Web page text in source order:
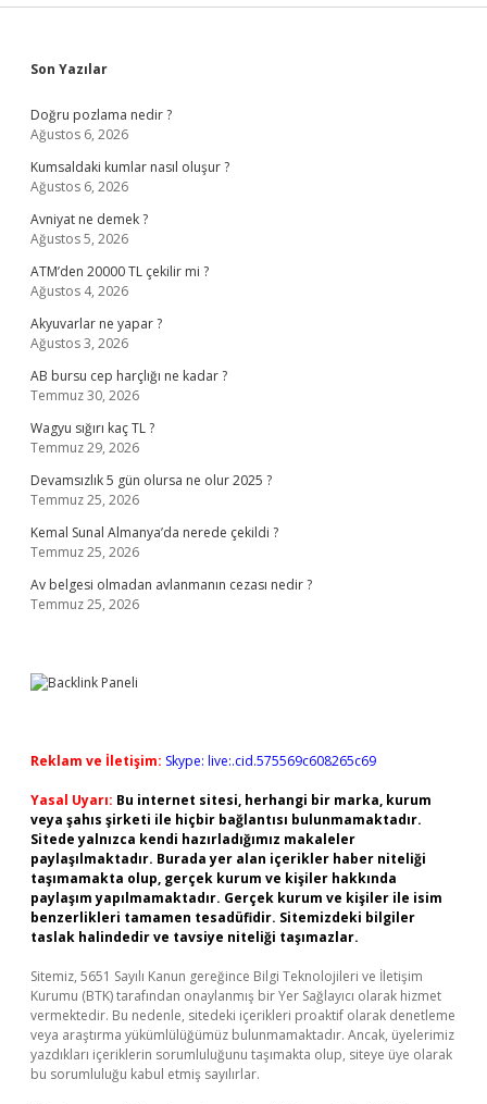
Sidebar
Son Yazılar
Doğru pozlama nedir ?
Ağustos 6, 2026
Kumsaldaki kumlar nasıl oluşur ?
Ağustos 6, 2026
Avniyat ne demek ?
Ağustos 5, 2026
ATM’den 20000 TL çekilir mi ?
Ağustos 4, 2026
Akyuvarlar ne yapar ?
Ağustos 3, 2026
AB bursu cep harçlığı ne kadar ?
Temmuz 30, 2026
Wagyu sığırı kaç TL ?
Temmuz 29, 2026
Devamsızlık 5 gün olursa ne olur 2025 ?
Temmuz 25, 2026
Kemal Sunal Almanya’da nerede çekildi ?
Temmuz 25, 2026
Av belgesi olmadan avlanmanın cezası nedir ?
Temmuz 25, 2026
Reklam ve İletişim: Skype: live:.cid.575569c608265c69
Yasal Uyarı: Bu internet sitesi, herhangi bir marka, kurum
veya şahıs şirketi ile hiçbir bağlantısı bulunmamaktadır.
Sitede yalnızca kendi hazırladığımız makaleler
paylaşılmaktadır. Burada yer alan içerikler haber niteliği
taşımamakta olup, gerçek kurum ve kişiler hakkında
paylaşım yapılmamaktadır. Gerçek kurum ve kişiler ile isim
benzerlikleri tamamen tesadüfidir. Sitemizdeki bilgiler
taslak halindedir ve tavsiye niteliği taşımazlar.
Sitemiz, 5651 Sayılı Kanun gereğince Bilgi Teknolojileri ve İletişim
Kurumu (BTK) tarafından onaylanmış bir Yer Sağlayıcı olarak hizmet
vermektedir. Bu nedenle, sitedeki içerikleri proaktif olarak denetleme
veya araştırma yükümlülüğümüz bulunmamaktadır. Ancak, üyelerimiz
yazdıkları içeriklerin sorumluluğunu taşımakta olup, siteye üye olarak
bu sorumluluğu kabul etmiş sayılırlar.